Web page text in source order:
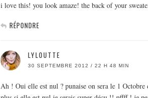
i love this! you look amaze! the back of your
RÉPONDRE
LYLOUTTE
30 SEPTEMBRE 2012 / 22 H 48 MIN
Ah ! Oui elle est nul ? punaise on sera le 1